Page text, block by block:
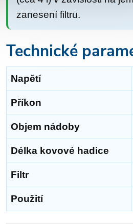
zanesení filtru.
Technické
Napětí
Příkon
Objem nádoby
Délka kovové hadice
Filtr
Použití